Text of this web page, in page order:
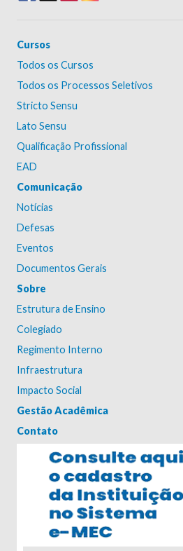
Cursos
Todos os Cursos
Todos os Processos Seletivos
Stricto Sensu
Lato Sensu
Qualificação Profissional
EAD
Comunicação
Notícias
Defesas
Eventos
Documentos Gerais
Sobre
Estrutura de Ensino
Colegiado
Regimento Interno
Infraestrutura
Impacto Social
Gestão Acadêmica
Contato